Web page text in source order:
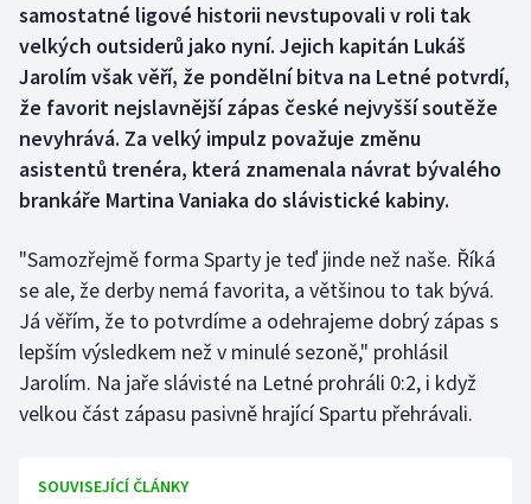
Box
Curling
Dostihy
Florbal
Futsal
Golf
Gymnastika
Házená
Jezdectví
samostatné ligové historii nevstupovali v roli tak
velkých outsiderů jako nyní. Jejich kapitán Lukáš
Jarolím však věří, že pondělní bitva na Letné potvrdí,
že favorit nejslavnější zápas české nejvyšší soutěže
nevyhrává. Za velký impulz považuje změnu
asistentů trenéra, která znamenala návrat bývalého
brankáře Martina Vaniaka do slávistické kabiny.
"Samozřejmě forma Sparty je teď jinde než naše. Říká
se ale, že derby nemá favorita, a většinou to tak bývá.
Já věřím, že to potvrdíme a odehrajeme dobrý zápas s
lepším výsledkem než v minulé sezoně," prohlásil
Jarolím. Na jaře slávisté na Letné prohráli 0:2, i když
velkou část zápasu pasivně hrající Spartu přehrávali.
SOUVISEJÍCÍ ČLÁNKY